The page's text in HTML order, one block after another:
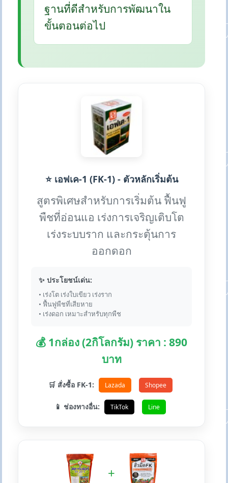
ฐานที่ดีสำหรับการพัฒนาใน
ขั้นตอนต่อไป
⭐ เอฟเค-1 (FK-1) - ตัวหลักเริ่มต้น
สูตรพิเศษสำหรับการเริ่มต้น ฟื้นฟู
พืชที่อ่อนแอ เร่งการเจริญเติบโต
เร่งระบบราก และกระตุ้นการ
ออกดอก
✨ ประโยชน์เด่น:
• เร่งโต เร่งใบเขียว เร่งราก
• ฟื้นฟูพืชที่เสียหาย
• เร่งดอก เหมาะสำหรับทุกพืช
💰 1กล่อง (2กิโลกรัม) ราคา : 890
บาท
🛒 สั่งซื้อ FK-1: Lazada Shopee
📱 ช่องทางอื่น: TikTok Line
+